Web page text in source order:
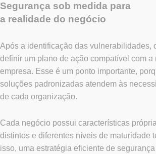
Segurança sob medida para
a realidade do negócio
Após a identificação das vulnerabilidades,
definir um plano de ação compatível com a
empresa. Esse é um ponto importante,
soluções padronizadas atendem às
de cada organização.
Cada negócio possui características
distintos e diferentes níveis de maturidade
isso, uma estratégia eficiente de